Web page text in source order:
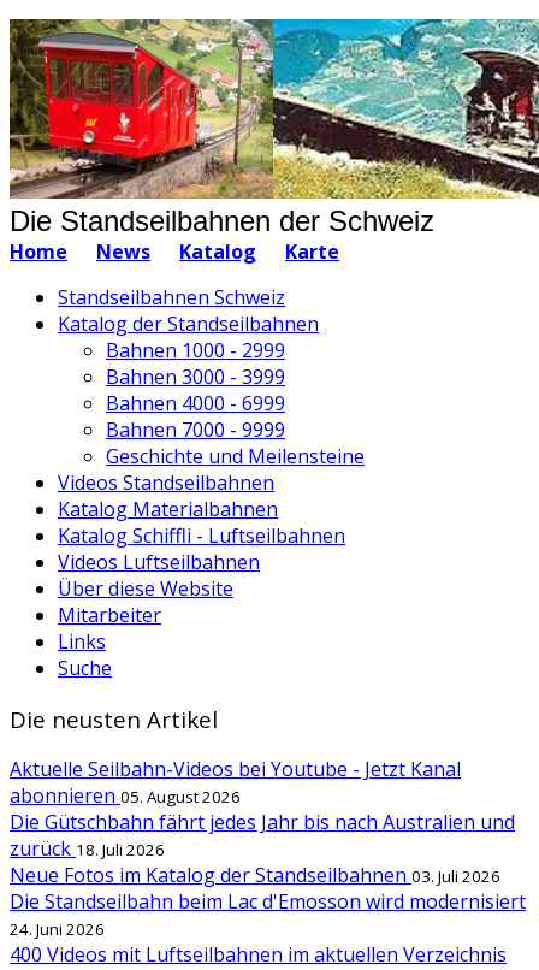
Die Standseilbahnen der Schweiz
Home News Katalog
Karte
Standseilbahnen Schweiz
Katalog der Standseilbahnen
Bahnen 1000 - 2999
Bahnen 3000 - 3999
Bahnen 4000 - 6999
Bahnen 7000 - 9999
Geschichte und Meilensteine
Videos Standseilbahnen
Katalog Materialbahnen
Katalog Schiffli - Luftseilbahnen
Videos Luftseilbahnen
Über diese Website
Mitarbeiter
Links
Suche
Die neusten Artikel
Aktuelle Seilbahn-Videos bei Youtube - Jetzt Kanal
abonnieren 05. August 2026
Die Gütschbahn fährt jedes Jahr bis nach Australien und
zurück 18. Juli 2026
Neue Fotos im Katalog der Standseilbahnen 03. Juli 2026
Die Standseilbahn beim Lac d'Emosson wird modernisiert
24. Juni 2026
400 Videos mit Luftseilbahnen im aktuellen Verzeichnis